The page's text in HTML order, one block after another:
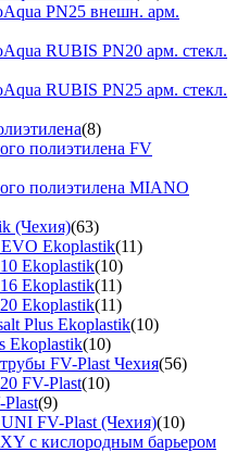
PN25 внешн. арм.
RUBIS PN20 арм. стекл.
RUBIS PN25 арм. стекл.
(8)
полиэтилена FV
полиэтилена MIANO
(Чехия)(63)
Ekoplastik(11)
Ekoplastik(10)
Ekoplastik(11)
Ekoplastik(11)
Plus Ekoplastik(10)
Ekoplastik(10)
FV-Plast Чехия(56)
FV-Plast(10)
(9)
FV-Plast (Чехия)(10)
с кислородным барьером